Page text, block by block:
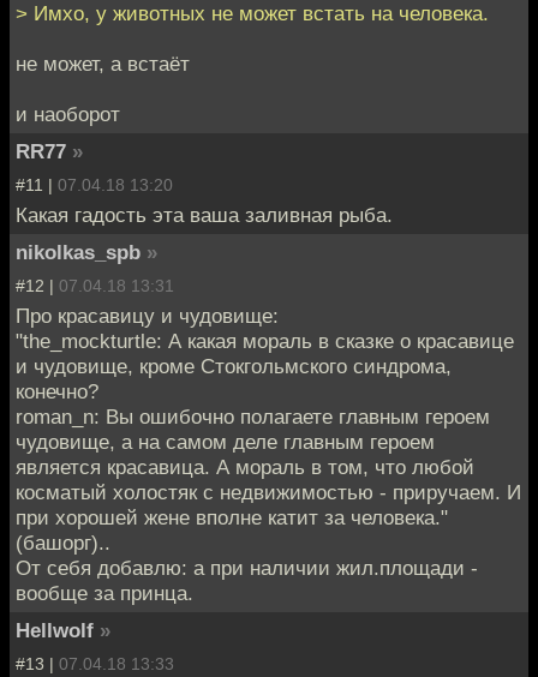
> Имхо, у животных не может встать на человека.
не может, а встаёт
и наоборот
RR77 »
#11 | 07.04.18 13:20
Какая гадость эта ваша заливная рыба.
nikolkas_spb »
#12 | 07.04.18 13:31
Про красавицу и чудовище:
"the_mockturtle: А какая мораль в сказке о красавице
и чудовище, кроме Стокгольмского синдрома,
конечно?
roman_n: Вы ошибочно полагаете главным героем
чудовище, а на самом деле главным героем
является красавица. А мораль в том, что любой
косматый холостяк с недвижимостью - приручаем. И
при хорошей жене вполне катит за человека."
(башорг)..
От себя добавлю: а при наличии жил.площади -
вообще за принца.
Hellwolf »
#13 | 07.04.18 13:33